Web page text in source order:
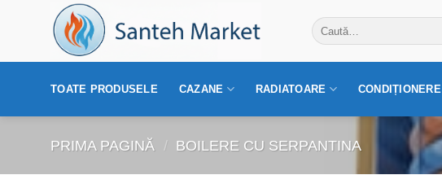
Caută
după:
TOATE PRODUSELE CAZANE RADIATOARE CONDIȚIONERE
PRIMA PAGINĂ / BOILERE CU SERPANTINA